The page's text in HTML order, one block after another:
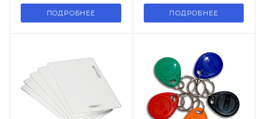
ПОДРОБНЕЕ ПОДРОБНЕЕ